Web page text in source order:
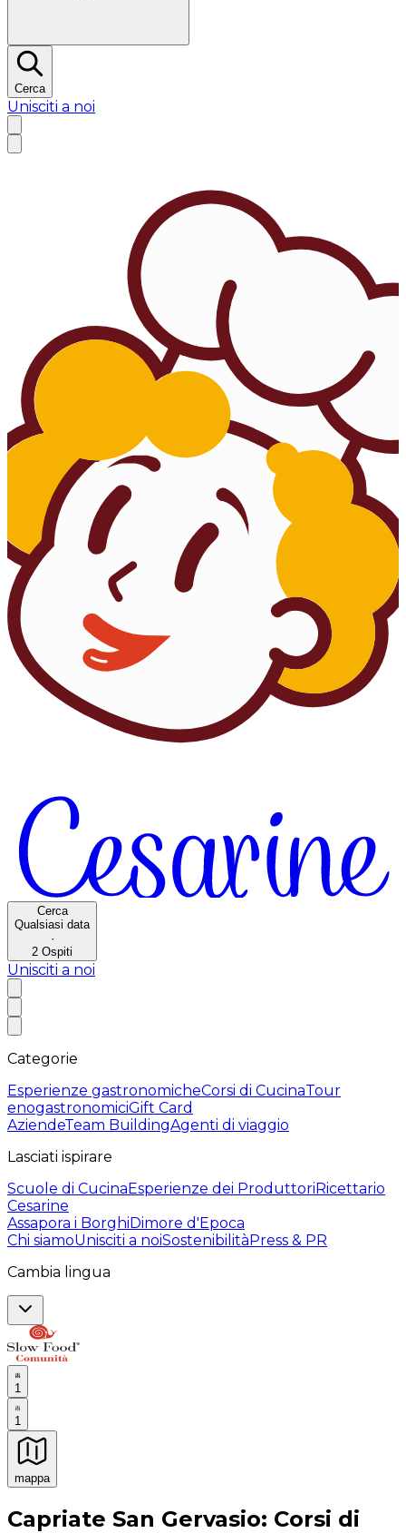
Cerca
Unisciti a noi
Cerca
Qualsiasi data
·
2 Ospiti
Unisciti a noi
Categorie
Esperienze gastronomicheCorsi di CucinaTour
enogastronomiciGift Card
AziendeTeam BuildingAgenti di viaggio
Lasciati ispirare
Scuole di CucinaEsperienze dei ProduttoriRicettario
Cesarine
Assapora i BorghiDimore d'Epoca
Chi siamoUnisciti a noiSostenibilitàPress & PR
Cambia lingua
1
1
mappa
Esperienze culinarie indimenticabili: Esperienze
Capriate San Gervasio: Corsi di